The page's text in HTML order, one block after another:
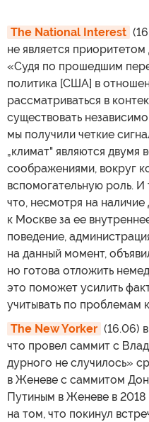
The National Interest
не является
«Судя по прошедшим
политика [США] в
рассматриваться в
существовать
мы получили четкие
„климат" являются
соображениями, вокруг
вспомогательную роль.
что, несмотря на
к Москве за ее
поведение,
на данный момент,
но готова отложить
это поможет усилить
учитывать по проблемам
The New Yorker (16.06)
что провел саммит с
дурного не случилось»
в Женеве с саммитом
Путиным в Женеве в 2018
на том, что покинул